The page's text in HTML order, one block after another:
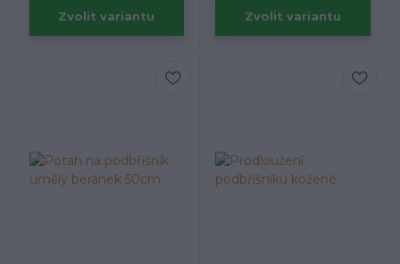
Zvolit variantu Zvolit variantu